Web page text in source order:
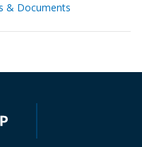
& Documents